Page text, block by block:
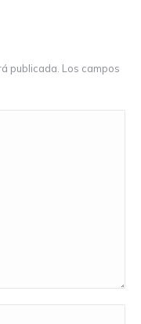
publicada. Los campos